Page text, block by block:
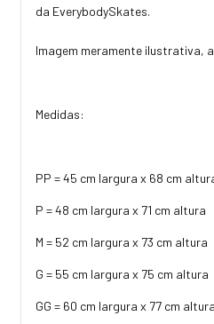
da EverybodySkates.
Imagem meramente ilustrativa,
Medidas:
PP = 45 cm largura x 68 cm
P = 48 cm largura x 71 cm altura
M = 52 cm largura x 73 cm altura
G = 55 cm largura x 75 cm altura
GG = 60 cm largura x 77 cm altura